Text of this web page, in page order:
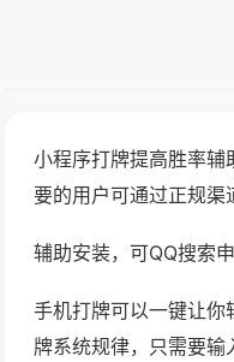
小程序打牌提高胜率辅
要的用户可通过正规渠
辅助安装，可QQ搜索
手机打牌可以一键让你
牌系统规律，只需要